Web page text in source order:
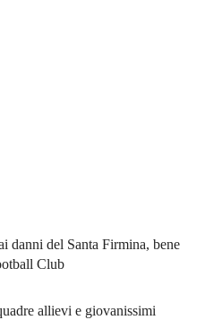
danni del Santa Firmina, bene
Club
allievi e giovanissimi